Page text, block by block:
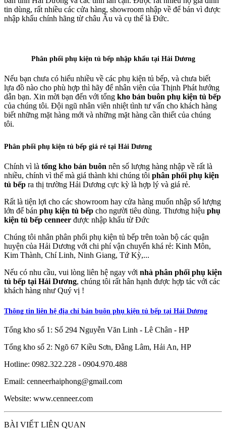
tin dùng, rất nhiều các cửa hàng, showroom nhập về để bán vì được
nhập khẩu chính hãng từ châu Âu và cụ thể là Đức.
Phân phối phụ kiện tủ bếp nhập khẩu tại Hải Dương
Nếu bạn chưa có hiểu nhiều về các phụ kiện tủ bếp, và chưa biết
lựa đồ nào cho phù hợp thì hãy để nhân viên của Thịnh Phát hướng
dẫn bạn. Xin mời bạn đến với tổng kho bán buôn phụ kiện tủ bếp
của chúng tôi. Đội ngũ nhân viên nhiệt tình tư vấn cho khách hàng
biết những mặt hàng mới và những mặt hàng cần thiết của chúng
tôi.
Phân phối phụ kiện tủ bếp giá rẻ tại Hải Dương
Chính vì là tổng kho bán buôn nên số lượng hàng nhập về rất là
nhiều, chính vì thế mà giá thành khi chúng tôi phân phối phụ kiện
tủ bếp ra thị trường Hải Dương cực kỳ là hợp lý và giá rẻ.
Rất là tiện lợi cho các showroom hay cửa hàng muốn nhập số lượng
lớn để bán phụ kiện tủ bếp cho người tiêu dùng. Thương hiệu phụ
kiện tủ bếp cenneer được nhập khẩu từ Đức
Chúng tôi nhân phân phối phụ kiện tủ bếp trên toàn bộ các quận
huyện của Hải Dương với chi phí vận chuyển khá rẻ: Kinh Môn,
Kim Thành, Chí Linh, Ninh Giang, Tứ Kỳ,...
Nếu có nhu cầu, vui lòng liên hệ ngay với nhà phân phối phụ kiện
tủ bếp tại Hải Dương, chúng tôi rất hân hạnh được hợp tác với các
khách hàng như Quý vị !
Thông tin liên hệ địa chỉ bán buôn phụ kiện tủ bếp tại Hải Dương
Tổng kho số 1: Số 294 Nguyễn Văn Linh - Lê Chân - HP
Tổng kho số 2: Ngõ 67 Kiều Sơn, Đằng Lâm, Hải An, HP
Hotline: 0982.322.228 - 0904.970.488
Email: cenneerhaiphong@gmail.com
Website: www.cenneer.com
BÀI VIẾT LIÊN QUAN